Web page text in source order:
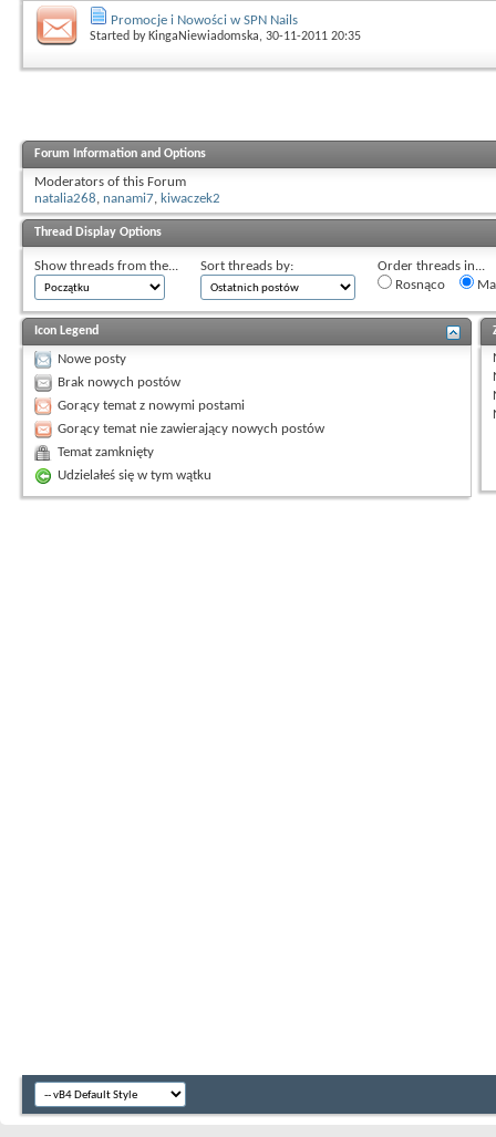
Promocje i Nowości w SPN Nails
Started by KingaNiewiadomska, 30-11-2011 20:35
Forum Information and Options
Moderators of this Forum
natalia268, nanami7, kiwaczek2
Thread Display Options
Show threads from the... Sort threads by:
Order threads in...
Rosnąco
Icon Legend
Nowe posty
Brak nowych postów
Gorący temat z nowymi postami
Gorący temat nie zawierający nowych postów
Temat zamknięty
Udzielałeś się w tym wątku